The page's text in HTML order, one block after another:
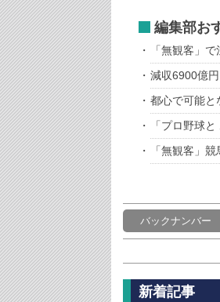
編集部お
「無観客」
減収6900億
都心で可能と
「プロ野球
「無観客」
バックナンバー
新着記事